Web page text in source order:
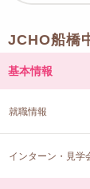
JCHO船橋
基本情報
就職情報
インターン・見学